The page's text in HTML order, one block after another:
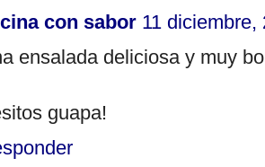
con sabor 11 diciembre,
ensalada deliciosa y muy
guapa!